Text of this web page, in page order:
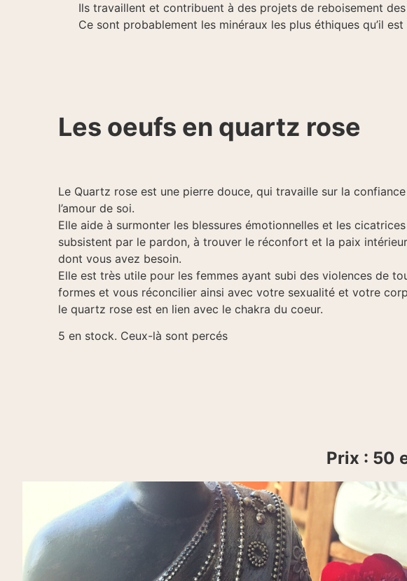
Ils travaillent et contribuent à des projets de reboisement des
Ce sont probablement les minéraux les plus éthiques qu’il
Les oeufs en quartz rose
Le Quartz rose est une pierre douce, qui travaille sur la
l’amour de soi.
Elle aide à surmonter les blessures émotionnelles et les
subsistent par le pardon, à trouver le réconfort et la paix
dont vous avez besoin.
Elle est très utile pour les femmes ayant subi des violences de
formes et vous réconcilier ainsi avec votre sexualité et votre
le quartz rose est en lien avec le chakra du coeur.
5 en stock. Ceux-là sont percés
Prix : 50